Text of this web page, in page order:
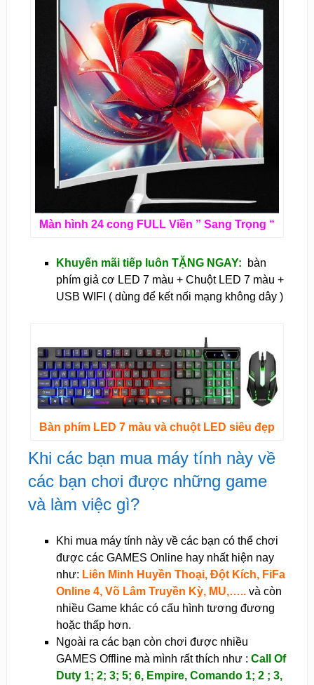
Màn hình 24 cong FULL Viền ” Sang Trọng “
Khuyến mãi tiếp luôn TẶNG NGAY:
bàn
phím giả cơ LED 7 màu + Chuột LED 7 màu +
USB WIFI ( dùng để kết nối mạng không dây )
Bàn phím LED 7 màu và chuột LED siêu đẹp
Khi các bạn mua máy tính này về
các bạn chơi được những game
và làm việc gì?
Khi mua máy tính này về các bạn có thể chơi
được các GAMES Online hay nhất hiện nay
như: Liên Minh Huyền Thoại, Đột Kích, FiFa
Online 4, Võ Lâm Truyền Kỳ, MU,…..và còn
nhiều Game khác có cấu hình tương đương
hoặc thấp hơn.
Ngoài ra các bạn còn chơi được nhiều
GAMES Offline mà mình rất thích như : Call Of
Duty 1; 2; 3; 5; 6, Empire, Comando 1; 2 ; 3,